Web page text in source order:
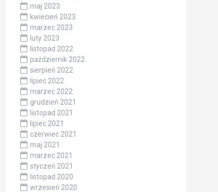
maj 2023
kwiecień 2023
marzec 2023
luty 2023
listopad 2022
październik 2022
sierpień 2022
lipiec 2022
marzec 2022
grudzień 2021
listopad 2021
lipiec 2021
czerwiec 2021
maj 2021
marzec 2021
styczeń 2021
listopad 2020
wrzesień 2020